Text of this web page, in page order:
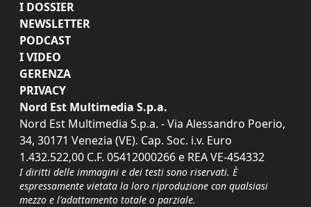
I DOSSIER
NEWSLETTER
PODCAST
I VIDEO
GERENZA
PRIVACY
Nord Est Multimedia S.p.a.
Nord Est Multimedia S.p.a. - Via Alessandro Poerio,
34, 30171 Venezia (VE). Cap. Soc. i.v. Euro
1.432.522,00 C.F. 05412000266 e REA VE-454332
I diritti delle immagini e dei testi sono riservati. È
espressamente vietata la loro riproduzione con qualsiasi
mezzo e l'adattamento totale o parziale.